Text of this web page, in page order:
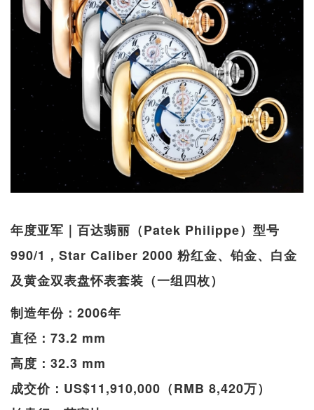
年度亚军｜百达翡丽（Patek Philippe）型号
990/1，Star Caliber 2000 粉红金、铂金、白金
及黄金双表盘怀表套装（一组四枚）
制造年份：2006年
直径：73.2 mm
高度：32.3 mm
成交价：US$11,910,000（RMB 8,420万）